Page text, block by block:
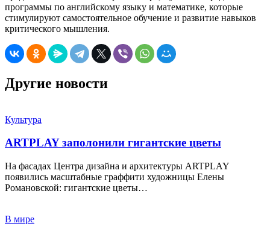
программы по английскому языку и математике, которые
стимулируют самостоятельное обучение и развитие навыков
критического мышления.
Другие новости
Культура
ARTPLAY заполонили гигантские цветы
На фасадах Центра дизайна и архитектуры ARTPLAY
появились масштабные граффити художницы Елены
Романовской: гигантские цветы…
В мире